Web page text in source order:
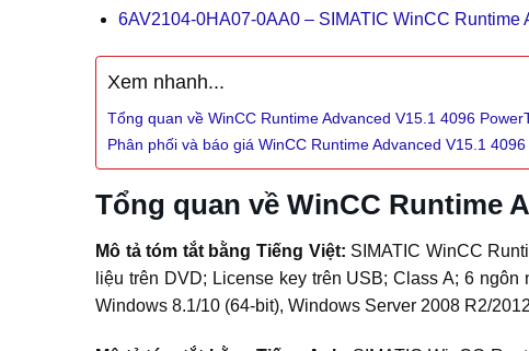
6AV2104-0HA07-0AA0 – SIMATIC WinCC Runtime
Xem nhanh...
Tổng quan về WinCC Runtime Advanced V15.1 4096
Phân phối và báo giá WinCC Runtime Advanced V15.1
Tổng quan về WinCC Runtime
Mô tả tóm tắt bằng Tiếng Việt: SIMATIC WinCC
liệu trên DVD; License key trên USB; Class A; 6
Windows 8.1/10 (64-bit), Windows Server 2008 R2/